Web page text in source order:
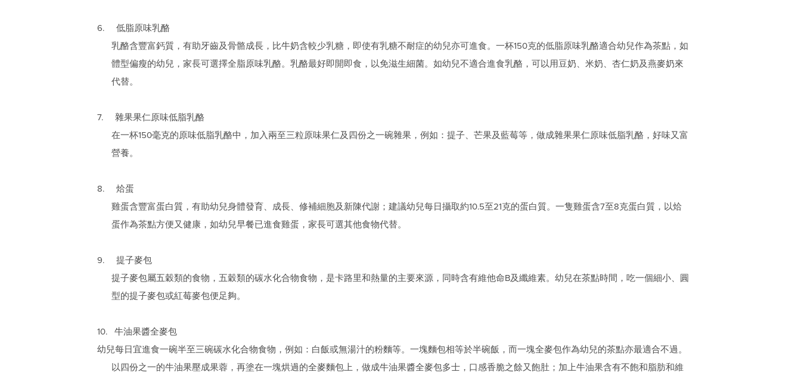
6. 低脂原味乳酪
乳酪含豐富鈣質，有助牙齒及骨骼成長，比牛奶含較少乳糖，即使有乳糖不耐症的幼兒亦可進食。一杯150克的低脂原味乳酪適合幼兒作為茶點，如
體型偏瘦的幼兒，家長可選擇全脂原味乳酪。乳酪最好即開即食，以免滋生細菌。如幼兒不適合進食乳酪，可以用豆奶、米奶、杏仁奶及燕麥奶來
代替。
7. 雜果果仁原味低脂乳酪
在一杯150毫克的原味低脂乳酪中，加入兩至三粒原味果仁及四份之一碗雜果，例如：提子、芒果及藍莓等，做成雜果果仁原味低脂乳酪，好味又富
營養。
8. 烚蛋
雞蛋含豐富蛋白質，有助幼兒身體發育、成長、修補細胞及新陳代謝；建議幼兒每日攝取約10.5至21克的蛋白質。一隻雞蛋含7至8克蛋白質，以烚
蛋作為茶點方便又健康，如幼兒早餐已進食雞蛋，家長可選其他食物代替。
9. 提子麥包
提子麥包屬五穀類的食物，五穀類的碳水化合物食物，是卡路里和熱量的主要來源，同時含有維他命B及纖維素。幼兒在茶點時間，吃一個細小、圓
型的提子麥包或紅莓麥包便足夠。
10. 牛油果醬全麥包
幼兒每日宜進食一碗半至三碗碳水化合物食物，例如：白飯或無湯汁的粉麵等。一塊麵包相等於半碗飯，而一塊全麥包作為幼兒的茶點亦最適合不過。
以四份之一的牛油果壓成果蓉，再塗在一塊烘過的全麥麵包上，做成牛油果醬全麥包多士，口感香脆之餘又飽肚；加上牛油果含有不飽和脂肪和維